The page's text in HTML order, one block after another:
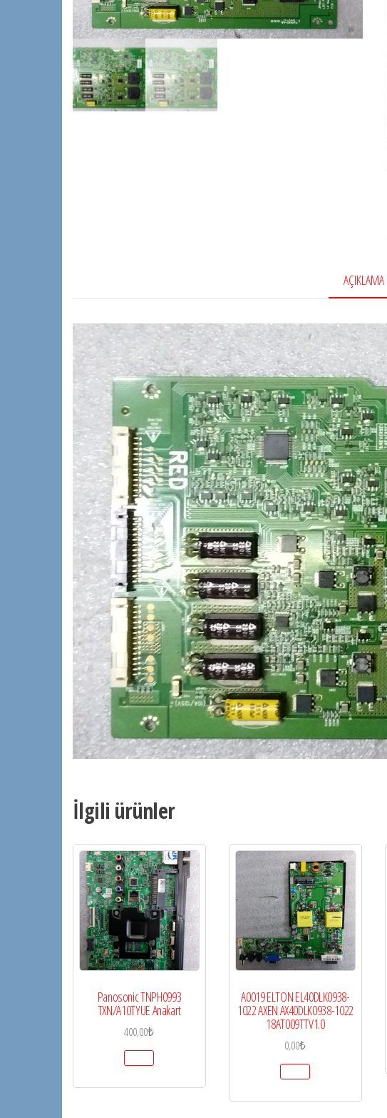
AÇIKLAMA
İlgili ürünler
Panosonic TNPH0993
TXN/A10TYUE Anakart
400,00₺
A0019 ELTON EL40DLK0938-
1022 AXEN AX40DLK0938-1022
18AT009TTV1.0
0,00₺